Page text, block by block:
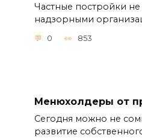
Частные постройки
надзорными
0 853
Менюхолдеры от
Сегодня можно не
развитие